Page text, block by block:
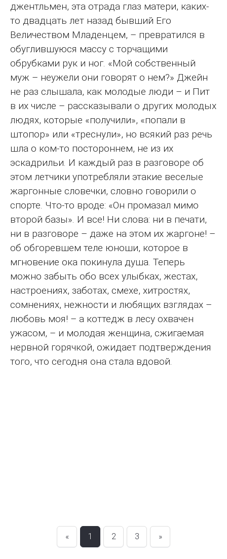
джентльмен, эта отрада глаз матери, каких-
то двадцать лет назад бывший Его
Величеством Младенцем, – превратился в
обуглившуюся массу с торчащими
обрубками рук и ног. «Мой собственный
муж – неужели они говорят о нем?» Джейн
не раз слышала, как молодые люди – и Пит
в их числе – рассказывали о других молодых
людях, которые «получили», «попали в
штопор» или «треснули», но всякий раз речь
шла о ком-то постороннем, не из их
эскадрильи. И каждый раз в разговоре об
этом летчики употребляли этакие веселые
жаргонные словечки, словно говорили о
спорте. Что-то вроде: «Он промазал мимо
второй базы». И все! Ни слова: ни в печати,
ни в разговоре – даже на этом их жаргоне! –
об обгоревшем теле юноши, которое в
мгновение ока покинула душа. Теперь
можно забыть обо всех улыбках, жестах,
настроениях, заботах, смехе, хитростях,
сомнениях, нежности и любящих взглядах –
любовь моя! – а коттедж в лесу охвачен
ужасом, – и молодая женщина, сжигаемая
нервной горячкой, ожидает подтверждения
того, что сегодня она стала вдовой.
« 1 2 3 »